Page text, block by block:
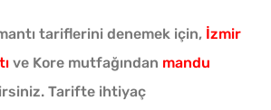
tariflerini denemek için, İzmir
ve Kore mutfağından mandu
Tarifte ihtiyaç